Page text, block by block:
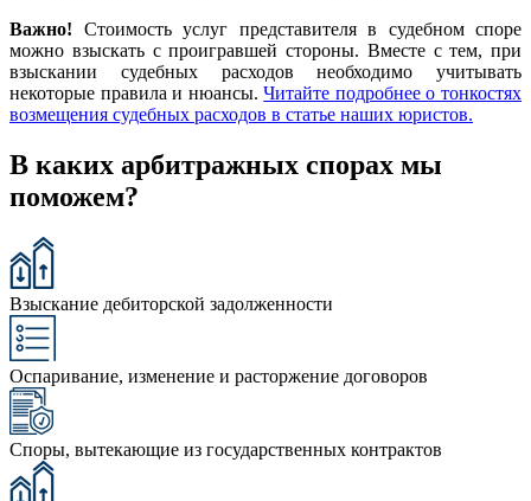
Важно! Стоимость услуг представителя в судебном споре
можно взыскать с проигравшей стороны. Вместе с тем, при
взыскании судебных расходов необходимо учитывать
некоторые правила и нюансы.Читайте подробнее о тонкостях
возмещения судебных расходов в статье наших юристов.
В каких арбитражных спорах мы
поможем?
Взыскание дебиторской задолженности
Оспаривание, изменение и расторжение договоров
Споры, вытекающие из государственных контрактов